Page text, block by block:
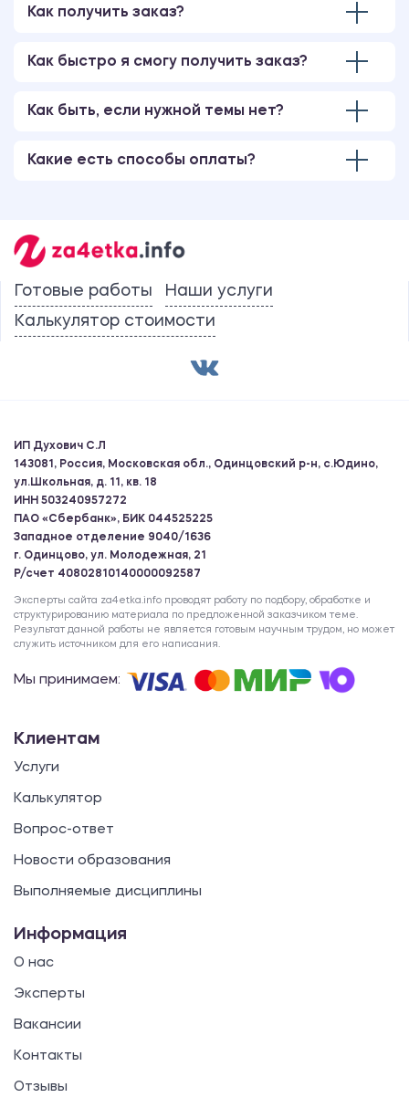
Как получить заказ?
Как быстро я смогу получить заказ?
Как быть, если нужной темы нет?
Какие есть способы оплаты?
Готовые работы
Наши услуги
Калькулятор стоимости
ИП Духович С.Л
143081, Россия, Московская обл., Одинцовский р-н, с.Юдино,
ул.Школьная, д. 11, кв. 18
ИНН 503240957272
ПАО «Сбербанк», БИК 044525225
Западное отделение 9040/1636
г. Одинцово, ул. Молодежная, 21
Р/счет 40802810140000092587
Эксперты сайта za4etka.info проводят работу по подбору, обработке и
структурированию материала по предложенной заказчиком теме.
Результат данной работы не является готовым научным трудом, но может
служить источником для его написания.
Мы принимаем:
Клиентам
Услуги
Калькулятор
Вопрос-ответ
Новости образования
Выполняемые дисциплины
Информация
О нас
Эксперты
Вакансии
Контакты
Отзывы